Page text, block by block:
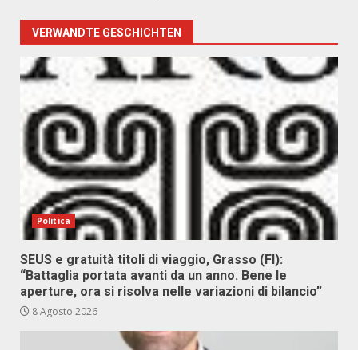
VERWANDTE GESCHICHTEN
Politica
SEUS e gratuità titoli di viaggio, Grasso (FI):
“Battaglia portata avanti da un anno. Bene le
aperture, ora si risolva nelle variazioni di bilancio”
8 Agosto 2026